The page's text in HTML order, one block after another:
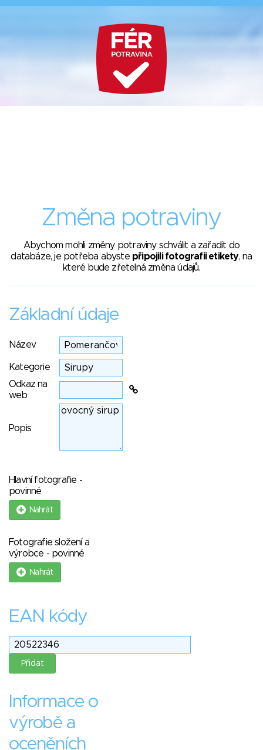
Změna potraviny
Abychom mohli změny potraviny schválit a zařadit do
databáze, je potřeba abyste připojili fotografii etikety, na
které bude zřetelná změna údajů.
Základní údaje
Název
Kategorie
Odkaz na
web
Popis
Hlavní fotografie -
povinné
Nahrát
Fotografie složení a
výrobce - povinné
Nahrát
EAN kódy
Informace o
výrobě a
oceněních